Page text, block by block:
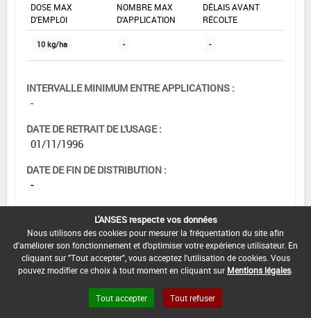
DOSE MAX
D'EMPLOI
NOMBRE MAX
D'APPLICATION
DÉLAIS AVANT
RÉCOLTE
10 kg/ha - -
INTERVALLE MINIMUM ENTRE APPLICATIONS :
-
DATE DE RETRAIT DE L'USAGE :
01/11/1996
DATE DE FIN DE DISTRIBUTION :
-
DATE DE FIN D'UTILISATION :
L'ANSES respecte vos données
Nous utilisons des cookies pour mesurer la fréquentation du site afin
d'améliorer son fonctionnement et d'optimiser votre expérience utilisateur. En
cliquant sur "Tout accepter", vous acceptez l'utilisation de cookies. Vous
pouvez modifier ce choix à tout moment en cliquant sur Mentions légales
Tout accepter Tout refuser